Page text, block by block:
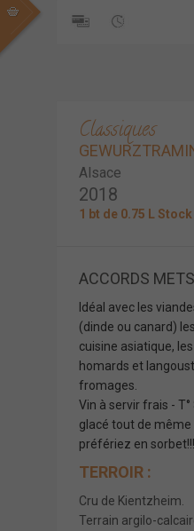
Classiques
Alsace
2018
1 bt de 0.75 L
ACCORDS
Idéal avec les
(dinde ou canard)
cuisine asiatique,
homards et
fromages.
Vin à servir frais -
glacé tout de même
préfériez en sorbet!!!
TERROIR :
Cru de Kientzheim.
Terrain argilo-